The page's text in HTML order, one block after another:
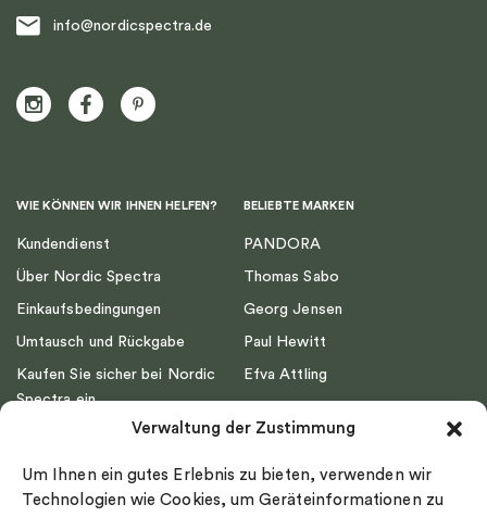
Verwaltung der Zustimmung
Um Ihnen ein gutes Erlebnis zu bieten, verwenden wir
Technologien wie Cookies, um Geräteinformationen zu
info@nordicspectra.de
WIE KÖNNEN WIR IHNEN HELFEN?
Kundendienst
Über Nordic Spectra
Einkaufsbedingungen
Umtausch und Rückgabe
Kaufen Sie sicher bei Nordic
Spectra ein
Impressum
Ringgröße
BELIEBTE MARKEN
PANDORA
Thomas Sabo
Georg Jensen
Paul Hewitt
Efva Attling
Drakenberg Sjölin
Nordic Spectra